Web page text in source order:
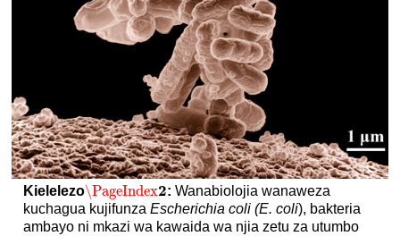
Kielelezo\PageIndex2
\PageIndex2: Wanabiolojia wanaweza
kuchagua kujifunza Escherichia coli (E. coli), bakteria
ambayo ni mkazi wa kawaida wa njia zetu za utumbo